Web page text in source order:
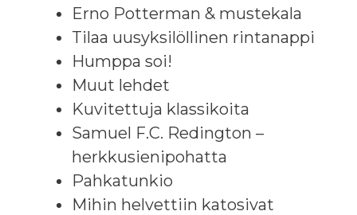
Erno Potterman & mustekala
Tilaa uusyksilöllinen rintanappi
Humppa soi!
Muut lehdet
Kuvitettuja klassikoita
Samuel F.C. Redington –
herkkusienipohatta
Pahkatunkio
Mihin helvettiin katosivat